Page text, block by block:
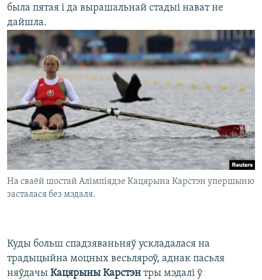
была пятая і да вырашальнай стадыі нават не
дайшла.
На сваёй шостай Алімпіядзе Кацярына Карстэн упершыню
засталася без мэдаля.
Куды больш спадзяваньняў ускладалася на
традыцыйна моцных весьляроў, аднак пасьля
няўдачы Кацярыны Карстэн тры мэдалі ў